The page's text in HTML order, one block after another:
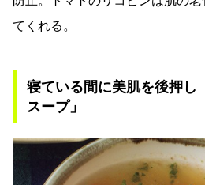
てくれる。
寝ている間に美肌を後押し
スープ」